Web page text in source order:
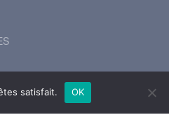
satisfait. OK